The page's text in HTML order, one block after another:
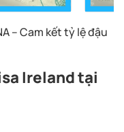
– Cam kết tỷ lệ đậu
Ireland tại